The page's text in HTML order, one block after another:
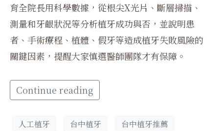
育全院長用科學數據，從根尖X光片、斷層掃描、
測量和牙齦狀況等分析植牙成功與否，並說明患
者、手術療程、植體、假牙等造成植牙失敗風險的
關鍵因素，提醒大家慎選醫師團隊才有保障。
Continue reading
人工植牙 台中植牙
台中植牙推薦